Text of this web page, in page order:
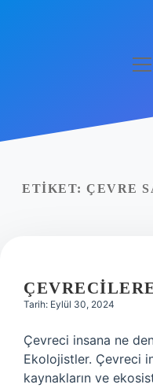
Yasal Uyarı
ETIKET: ÇEVRE
Tarih: Eylül 30, 2024
Çevreci insana ne
Ekolojistler. Çevreci
kaynakların ve